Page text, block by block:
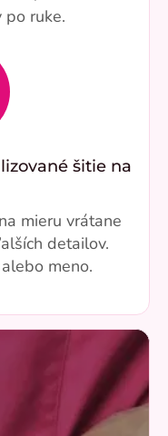
ruke.
šitie na
mieru vrátane
detailov.
meno.